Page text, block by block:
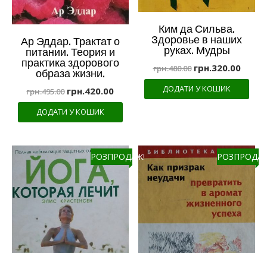
Ар Эддар. Трактат о
питании. Теория и
практика здорового
образа жизни.
грн.495.00 грн.420.00
ДОДАТИ У КОШИК
Ким да Сильва.
Здоровье в наших
руках. Мудры
грн.480.00 грн.320.00
ДОДАТИ У КОШИК
РОЗПРОДАЖ!